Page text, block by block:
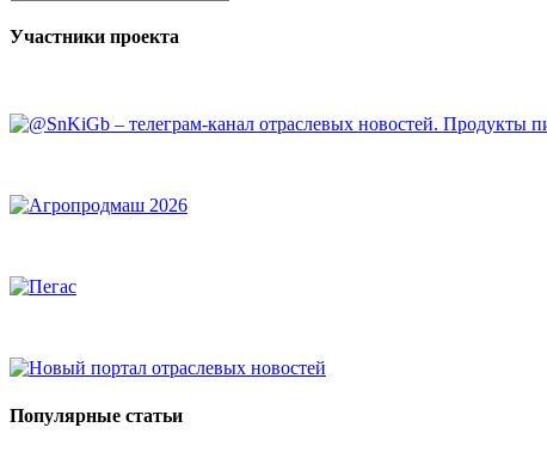
Участники проекта
Популярные статьи